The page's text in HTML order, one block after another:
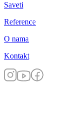
Saveti
Reference
O nama
Kontakt